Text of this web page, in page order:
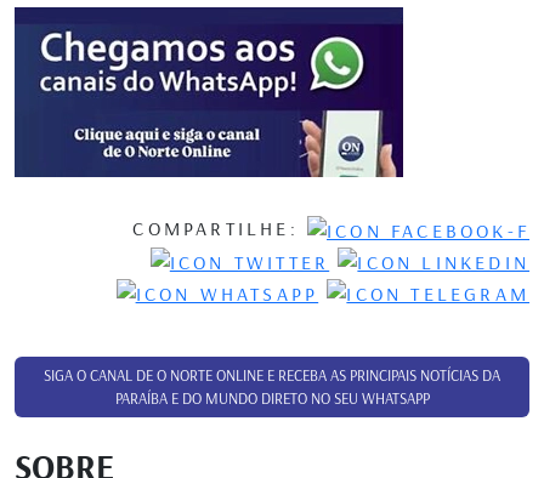
COMPARTILHE:
SIGA O CANAL DE O NORTE ONLINE E RECEBA AS PRINCIPAIS NOTÍCIAS DA
PARAÍBA E DO MUNDO DIRETO NO SEU WHATSAPP
SOBRE